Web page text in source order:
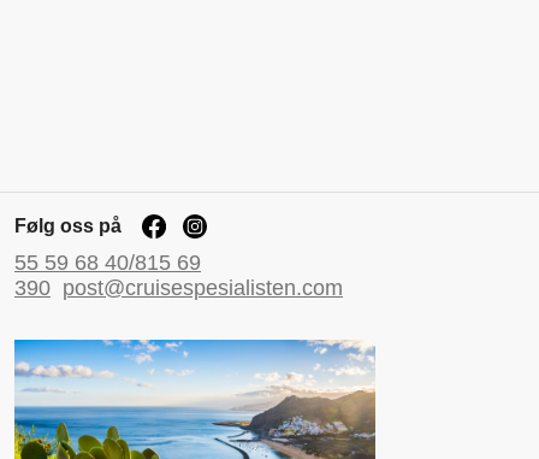
Følg oss på
55 59 68 40/815 69
390 post@cruisespesialisten.com